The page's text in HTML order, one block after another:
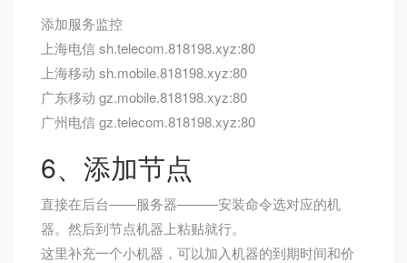
添加服务监控
上海电信 sh.telecom.818198.xyz:80
上海移动 sh.mobile.818198.xyz:80
广东移动 gz.mobile.818198.xyz:80
广州电信 gz.telecom.818198.xyz:80
6、添加节点
直接在后台——服务器———安装命令选对应的机
器。然后到节点机器上粘贴就行。
这里补充一个小机器，可以加入机器的到期时间和价